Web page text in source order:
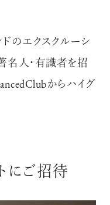
ドのエクスクルーシ
名人・有識者を招
からハイグ
にご招待